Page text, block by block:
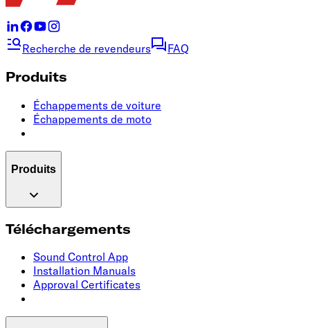
Recherche de revendeurs FAQ
Produits
Échappements de voiture
Échappements de moto
Produits
Téléchargements
Sound Control App
Installation Manuals
Approval Certificates